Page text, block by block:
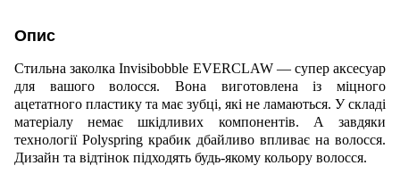
Опис
Стильна заколка Invisibobble EVERCLAW — супер аксесуар
для вашого волосся. Вона виготовлена із міцного
ацетатного пластику та має зубці, які не ламаються. У складі
матеріалу немає шкідливих компонентів. А завдяки
технології Polyspring крабик дбайливо впливає на волосся.
Дизайн та відтінок підходять будь-якому кольору волосся.